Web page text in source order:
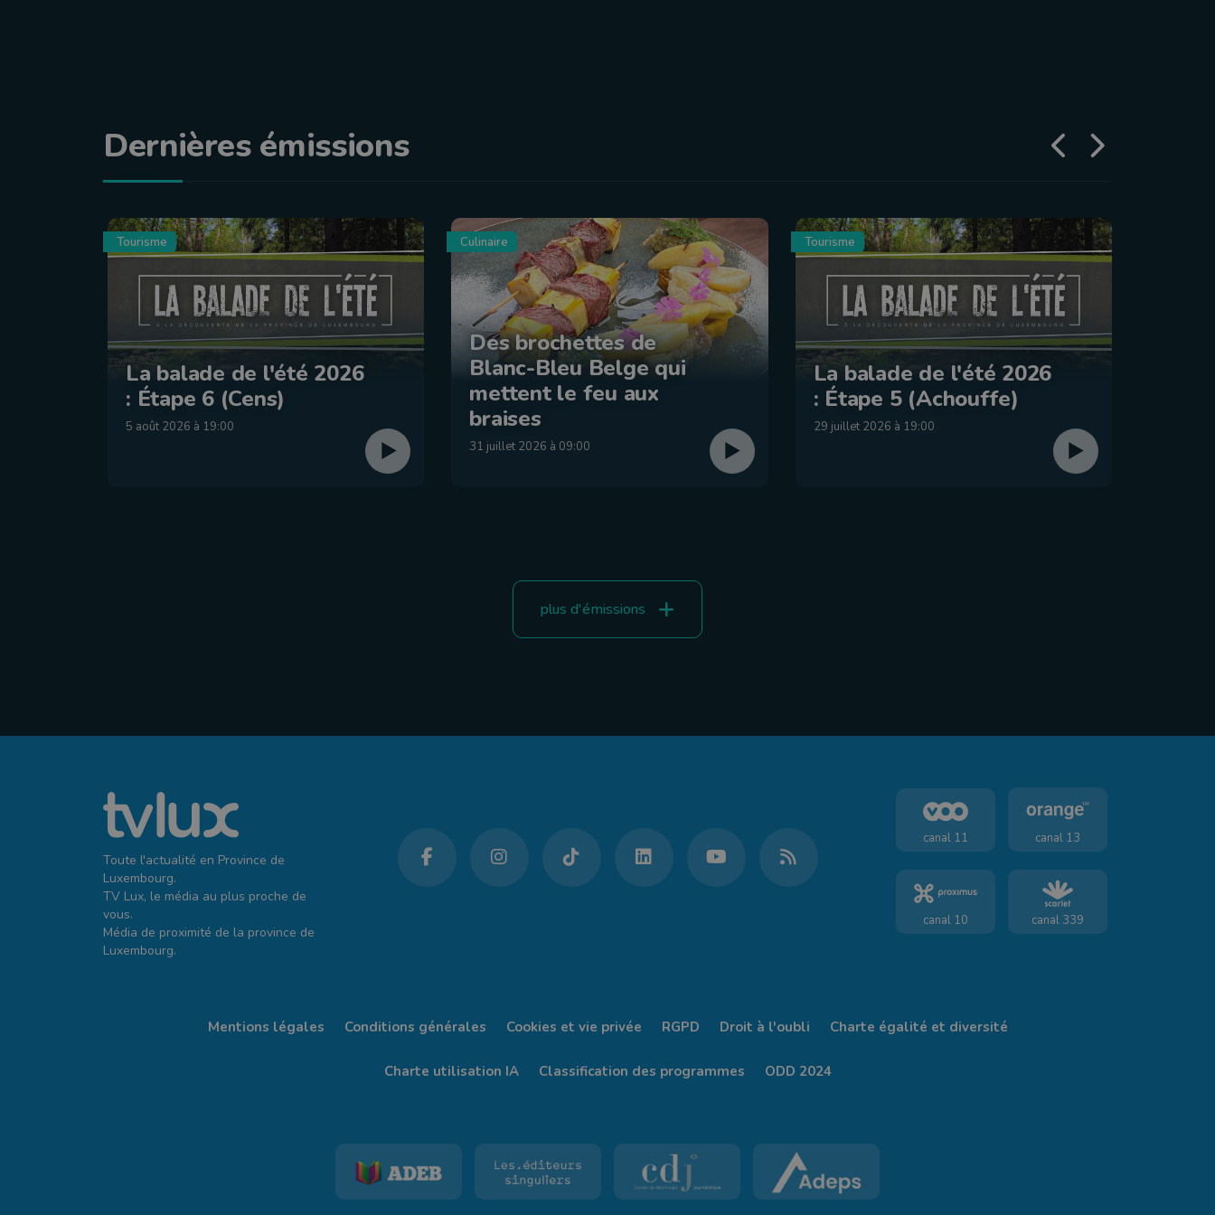
Dernières émissions
Tourisme
La balade de l'été 2026
: Étape 6 (Cens)
5 août 2026 à 19:00
Culinaire
Des brochettes de
Blanc-Bleu Belge qui
mettent le feu aux
braises
31 juillet 2026 à 09:00
Tourisme
La balade de l'été 2026
: Étape 5 (Achouffe)
29 juillet 2026 à 19:00
plus d'émissions
Toute l'actualité en Province de
Luxembourg.
TV Lux, le média au plus proche de
vous.
Média de proximité de la province de
Luxembourg.
canal 11 canal 13
canal 10 canal 339
Mentions légales Conditions générales Cookies et vie privée RGPD Droit à l'oubli Charte égalité et diversité
Charte utilisation IA Classification des programmes ODD 2024